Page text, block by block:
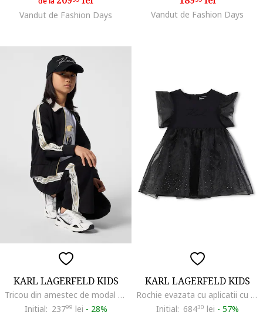
Vandut de Fashion Days Vandut de Fashion Days
KARL LAGERFELD KIDS
Tricou din amestec de modal cu imprimeu logo, Negru/Albastru indigo
Initial: 23799 lei - 28%
KARL LAGERFELD KIDS
Rochie evazata cu aplicatii cu strasuri, Negru
Initial: 68430 lei - 57%